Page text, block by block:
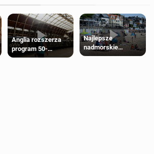
Anglia rozszerza
program 50-
procentowych
Najlepsze
nadmorskie
miasteczko blisko